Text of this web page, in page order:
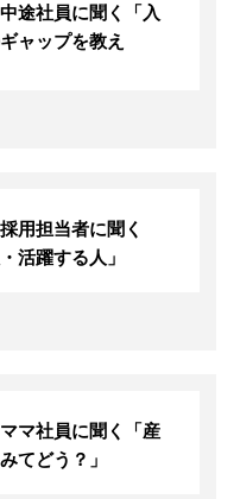
途社員に聞く「入
ャップを教え
用担当者に聞く
活躍する人」
マ社員に聞く「産
てどう？」